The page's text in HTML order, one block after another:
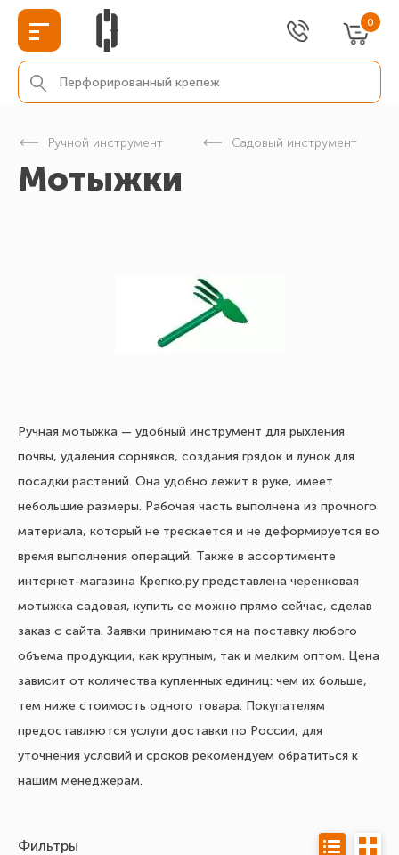
0
Ручной инструмент Садовый инструмент
Мотыжки
Ручная мотыжка — удобный инструмент для рыхления
почвы, удаления сорняков, создания грядок и лунок для
посадки растений. Она удобно лежит в руке, имеет
небольшие размеры. Рабочая часть выполнена из прочного
материала, который не трескается и не деформируется во
время выполнения операций. Также в ассортименте
интернет-магазина Крепко.ру представлена черенковая
мотыжка садовая, купить ее можно прямо сейчас, сделав
заказ с сайта. Заявки принимаются на поставку любого
объема продукции, как крупным, так и мелким оптом. Цена
зависит от количества купленных единиц: чем их больше,
тем ниже стоимость одного товара. Покупателям
предоставляются услуги доставки по России, для
уточнения условий и сроков рекомендуем обратиться к
нашим менеджерам.
Фильтры